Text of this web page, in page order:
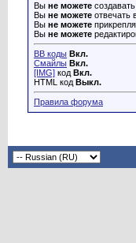
Вы не можете
Вы не можете отвечать
Вы не можете
Вы не можете
BB коды Вкл.
Смайлы Вкл.
[IMG] код Вкл.
HTML код Выкл.
Правила форума